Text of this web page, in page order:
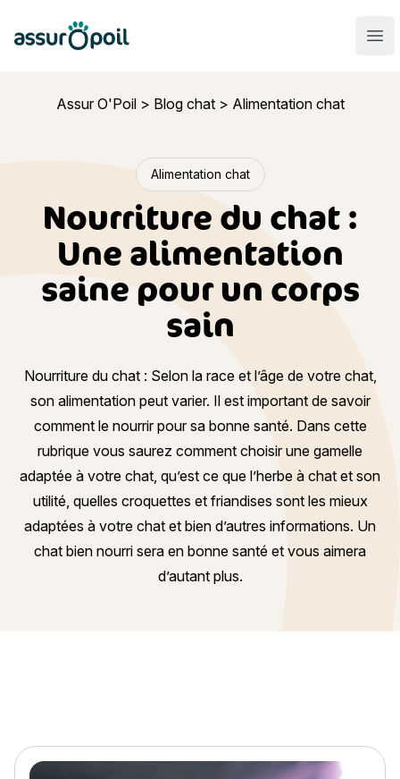
Assur O'Poil
Assur O'Poil> Blog chat> Alimentation chat
Alimentation chat
Nourriture du chat :
Une alimentation
saine pour un corps
sain
Nourriture du chat : Selon la race et l’âge de votre chat,
son alimentation peut varier. Il est important de savoir
comment le nourrir pour sa bonne santé. Dans cette
rubrique vous saurez comment choisir une gamelle
adaptée à votre chat, qu’est ce que l’herbe à chat et son
utilité, quelles croquettes et friandises sont les mieux
adaptées à votre chat et bien d’autres informations. Un
chat bien nourri sera en bonne santé et vous aimera
d’autant plus.